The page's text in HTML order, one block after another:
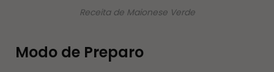
Receita de Maionese Verde
Modo de Preparo